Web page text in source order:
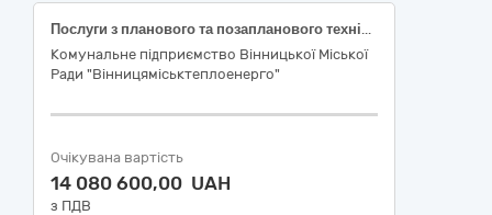
Послуги з планового та позапланового технічного (сервісного) обслуговування, ремонту когенераційної газопоршневої установки виробництва Jenbacher, типу JMC 420 GS-N.L, серійний номер 1690775 відповідно до регламенту заводу-виробника (Jenbacher).
Комунальне підприємство Вінницької Міської
Ради "Вінницяміськтеплоенерго"
Очікувана вартість
14 080 600,00 UAH
з ПДВ